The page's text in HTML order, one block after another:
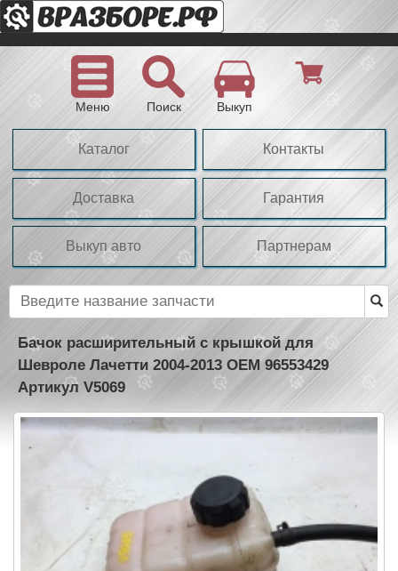
Меню Поиск Выкуп
Каталог Контакты
Доставка Гарантия
Выкуп авто Партнерам
Бачок расширительный с крышкой для
Шевроле Лачетти 2004-2013 OEM 96553429
Артикул V5069